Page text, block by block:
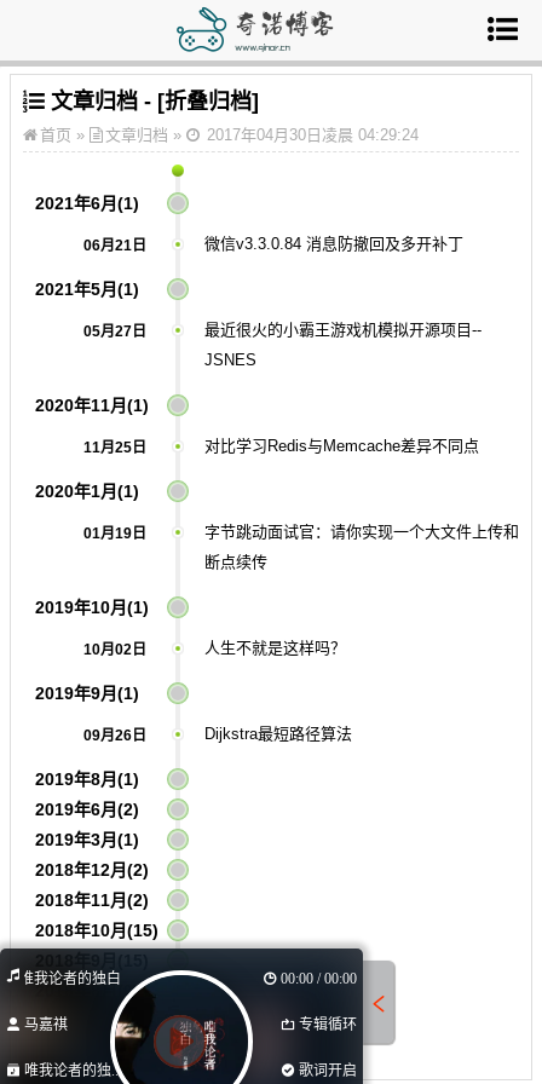
文章归档 - [折叠归档]
首页 » 文章归档 » 2017年04月30日凌晨 04:29:24
2021年6月(1)
06月21日 微信v3.3.0.84 消息防撤回及多开补丁
2021年5月(1)
05月27日
最近很火的小霸王游戏机模拟开源项目--
JSNES
2020年11月(1)
11月25日 对比学习Redis与Memcache差异不同点
2020年1月(1)
01月19日
字节跳动面试官：请你实现一个大文件上传和
断点续传
2019年10月(1)
10月02日 人生不就是这样吗？
2019年9月(1)
09月26日 Dijkstra最短路径算法
2019年8月(1)
2019年6月(2)
2019年3月(1)
2018年12月(2)
2018年11月(2)
2018年10月(15)
2018年8月(9)
唯我论者的独白 00:00 / 00:00
马嘉祺 专辑循环
唯我论者的独... 歌词开启